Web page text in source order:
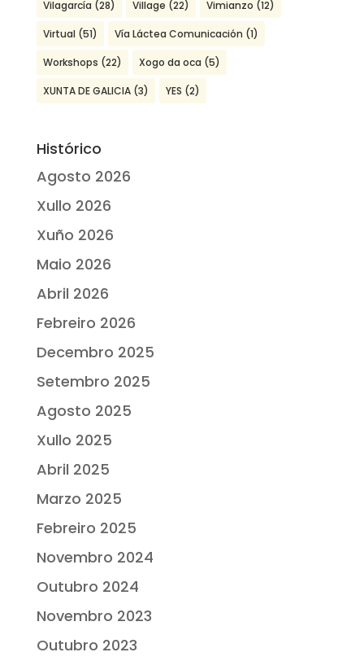
Vilagarcía (28) Village (22) Vimianzo (12)
Virtual (51) Vía Láctea Comunicación (1)
Workshops (22) Xogo da oca (5)
XUNTA DE GALICIA(3) YES (2)
Histórico
Agosto 2026
Xullo 2026
Xuño 2026
Maio 2026
Abril 2026
Febreiro 2026
Decembro 2025
Setembro 2025
Agosto 2025
Xullo 2025
Abril 2025
Marzo 2025
Febreiro 2025
Novembro 2024
Outubro 2024
Novembro 2023
Outubro 2023